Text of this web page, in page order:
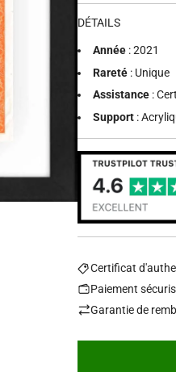
régulier
DÉTAILS
Année: 2021
Rareté: Unique
Assistance:
Support:
Certificat
Paiement
Garantie de